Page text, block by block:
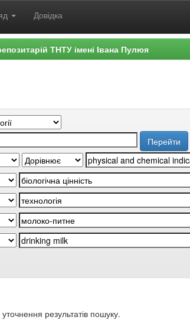
Довідка
ТНТУ імені Івана Пулюя
результатів пошуку.